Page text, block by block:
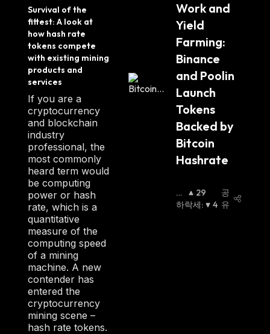
Survival of the
fittest: A look at
how hash rate
tokens compete
with existing mining
products and
services
If you are a
cryptocurrency
and blockchain
industry
professional, the
most commonly
heard term would
be computing
power or hash
rate, which is a
quantitative
measure of the
computing speed
of a mining
machine. A new
contender has
entered the
cryptocurrency
mining scene –
hash rate tokens.
Work and
Yield
Farming:
Binance
and Poolin
Launch
Tokens
Backed by
Bitcoin
Hashrate
상
승
29
하락세: 4
공
유